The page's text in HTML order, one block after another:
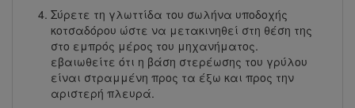
Σύρετε τη γλωττίδα του σωλήνα υποδοχής
κοτσαδόρου ώστε να μετακινηθεί στη θέση της
στο εμπρός μέρος του μηχανήματος.
εβαιωθείτε ότι η βάση στερέωσης του γρύλου
είναι στραμμένη προς τα έξω και προς την
αριστερή πλευρά.